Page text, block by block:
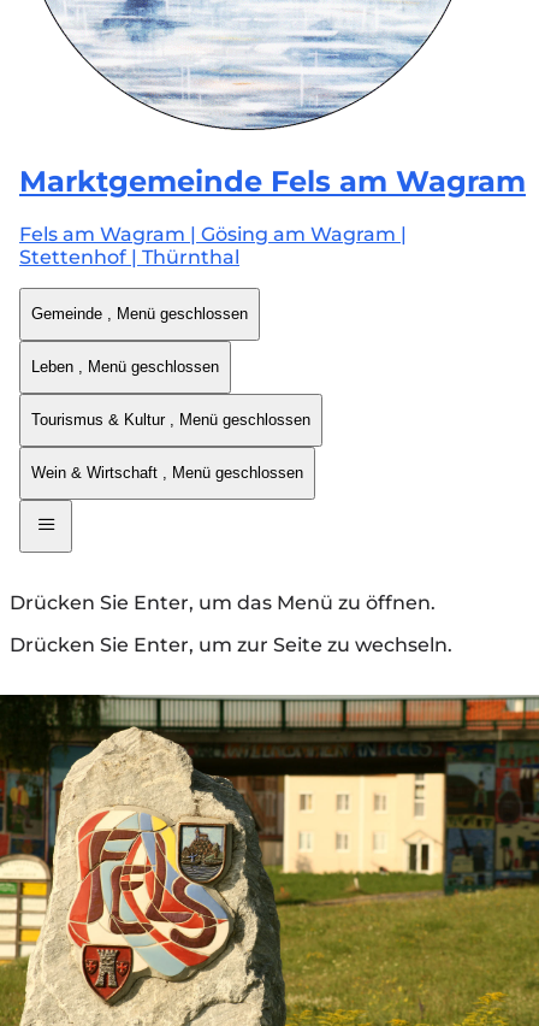
Marktgemeinde Fels am Wagram
Fels am Wagram | Gösing am Wagram |
Stettenhof | Thürnthal
Gemeinde , Menü geschlossen
Leben , Menü geschlossen
Tourismus & Kultur , Menü geschlossen
Wein & Wirtschaft , Menü geschlossen
Drücken Sie Enter, um das Menü zu öffnen.
Drücken Sie Enter, um zur Seite zu wechseln.